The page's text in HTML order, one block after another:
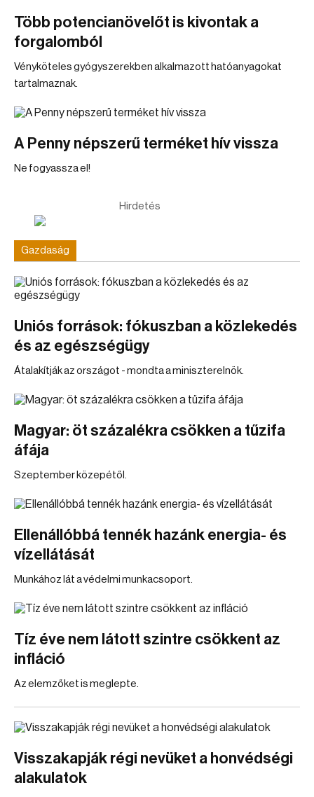
Több potencianövelőt is kivontak a
forgalomból
Vényköteles gyógyszerekben alkalmazott hatóanyagokat
tartalmaznak.
A Penny népszerű terméket hív vissza
Ne fogyassza el!
Hirdetés
Gazdaság
Uniós források: fókuszban a közlekedés
és az egészségügy
Átalakítják az országot - mondta a miniszterelnök.
Magyar: öt százalékra csökken a tűzifa
áfája
Szeptember közepétől.
Ellenállóbbá tennék hazánk energia- és
vízellátását
Munkához lát a védelmi munkacsoport.
Tíz éve nem látott szintre csökkent az
infláció
Az elemzőket is meglepte.
Visszakapják régi nevüket a honvédségi
alakulatok